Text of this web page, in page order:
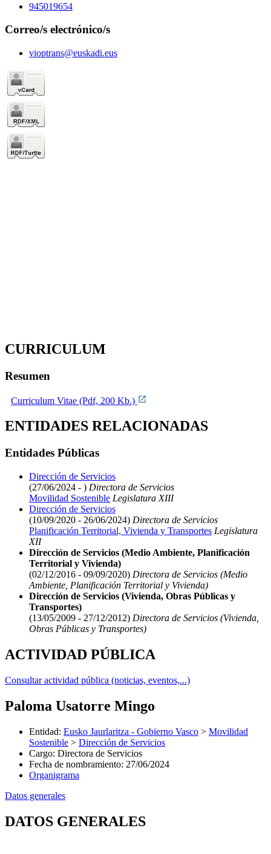
945019654
Correo/s electrónico/s
vioptrans@euskadi.eus
CURRICULUM
Resumen
Curriculum Vitae (Pdf, 200 Kb.)
ENTIDADES RELACIONADAS
Entidades Públicas
Dirección de Servicios
(27/06/2024 - ) Directora de Servicios
Movilidad Sostenible Legislatura XIII
Dirección de Servicios
(10/09/2020 - 26/06/2024) Directora de Servicios
Planificación Territorial, Vivienda y Transportes Legislatura
XII
Dirección de Servicios (Medio Ambiente, Planificación
Territorial y Vivienda)
(02/12/2016 - 09/09/2020) Directora de Servicios (Medio
Ambiente, Planificación Territorial y Vivienda)
Dirección de Servicios (Vivienda, Obras Públicas y
Transportes)
(13/05/2009 - 27/12/2012) Directora de Servicios (Vivienda,
Obras Públicas y Transportes)
ACTIVIDAD PÚBLICA
Consultar actividad pública (noticias, eventos,...)
Paloma Usatorre Mingo
Entidad: Eusko Jaurlaritza - Gobierno Vasco > Movilidad
Sostenible > Dirección de Servicios
Cargo: Directora de Servicios
Fecha de nombramiento: 27/06/2024
Organigrama
Datos generales
DATOS GENERALES